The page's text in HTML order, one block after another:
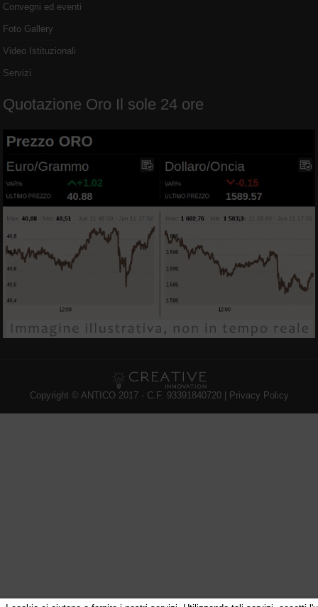
Convegni ed eventi
Foto Gallery
Video Istituzionali
Servizi
Quotazione Oro Il sole 24 ore
Copyright © ANTICO 2017 - C.F. 93391840720 | Privacy Policy